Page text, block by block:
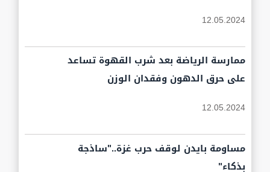
12.05.2024
ممارسة الرياضة بعد شرب القهوة تساعد
على حرق الدهون وفقدان الوزن
12.05.2024
مساومة بايدن لوقف حرب غزة.."ساذجة
بذكاء"